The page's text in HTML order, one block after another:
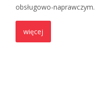
obsługowo-naprawczym.
więcej